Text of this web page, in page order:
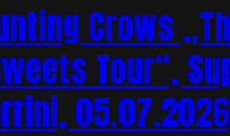
Crows
Tour“,